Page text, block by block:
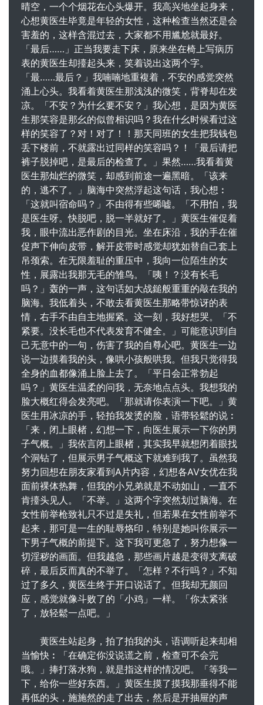
晴空，一个个烟花在心头爆开。我高兴地坐起身来，
心想黄医生毕竟是年轻的女性，这种检查当然还是会
害羞的，这样含混过去，大家都不用尴尬就最好。
「最后……」正当我要走下床，原来坐在椅上写病历
表的黄医生却擡起头来，笑着说出这两个字。
「最……最后？」我喃喃地重複着，不安的感觉突然
涌上心头。我看着黄医生那浅浅的微笑，背脊却在发
凉。「不安？为什幺要不安？」我心想，是因为黄医
生那笑容是那幺的似曾相识吗？我在什幺时候看过这
样的笑容了？对！对了！！那天同班的女生把我钱包
丢下楼前，不就露出过同样的笑容吗？！「最后请把
裤子脱掉吧，是最后的检查了。」果然……我看着黄
医生那灿烂的微笑，却感到前途一遍黑暗。「该来
的，逃不了。」脑海中突然浮起这句话，我心想︰
「这就叫宿命吗？」不由得有些唏嘘。「不用怕，我
是医生呀。快脱吧，脱一半就好了。」黄医生催促着
我，眼中流出恶作剧的目光。坐在床沿，我的手在催
促声下伸向皮带，解开皮带时感觉却犹如替自己套上
吊颈索。在无限羞耻的重压中，我向一位陌生的女
性，展露出我那无毛的雏鸟。「咦！？没有长毛
吗？」轰的一声，这句话如大战鎚般重重的敲在我的
脑海。我低着头，不敢去看黄医生那略带惊讶的表
情，右手不由自主地握紧。这一刻，我好想哭。「不
紧要。没长毛也不代表发育不健全。」可能意识到自
己无意中的一句，伤害了我的自尊心吧。黄医生一边
说一边摸着我的头，像哄小孩般哄我。但我只觉得我
全身的血都像涌上脸上去了。「平日会正常勃起
吗？」黄医生温柔的问我，无奈地点点头。我想我的
脸大概红得会发亮吧。「那就请你表演一下吧。」黄
医生用冰凉的手，轻拍我发烫的脸，语带轻鬆的说︰
「来，闭上眼楮，幻想一下，向医生展示一下你的男
子气概。」我依言闭上眼楮，其实我早就想闭着眼找
个洞钻了，但展示男子气概这下就难到我了。虽然我
努力回想在朋友家看到A片内容，幻想各AV女优在我
面前裸体热舞，但我的小兄弟就是不动如山，一直不
肯擡头见人。「不举。」这两个字突然划过脑海。在
女性前举枪致礼只不过是失礼，但若果在女性前举不
起来，那可是一生的耻辱烙印，特别是她叫你展示一
下男子气概的前提下。这下我可更急了，努力想像一
切淫秽的画面。但我越急，那些画片越是变得支离破
碎，最后反而真的不举了。「怎样？不行吗？」不知
过了多久，黄医生终于开口说话了。但我却无颜回
应，感觉就像斗败了的「小鸡」一样。「你太紧张
了，放轻鬆一点吧。」
黄医生站起身，拍了拍我的头，语调听起来却相
当愉快︰「在确定你没说谎之前，检查可不会完
哦。」捧打落水狗，就是指这样的情况吧。「等我一
下，给你一些好东西。」黄医生摸了摸我那垂得不能
再低的头，施施然的走了出去，然后是开抽屉的声